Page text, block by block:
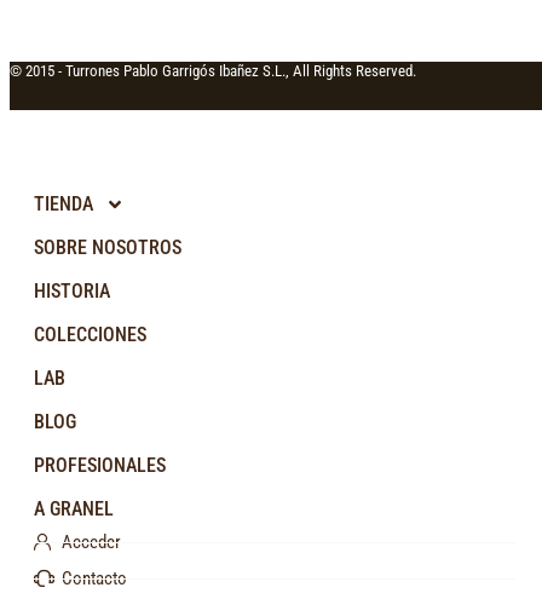
© 2015 - Turrones Pablo Garrigós Ibañez S.L., All Rights Reserved.
TIENDA
SOBRE NOSOTROS
HISTORIA
COLECCIONES
LAB
BLOG
PROFESIONALES
A GRANEL
Acceder
Contacto